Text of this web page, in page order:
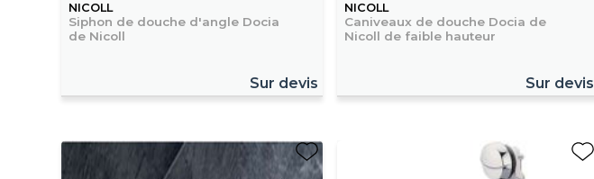
NICOLL
Siphon de douche d'angle Docia
de Nicoll
Sur devis
NICOLL
Caniveaux de douche Docia de
Nicoll de faible hauteur
Sur devis